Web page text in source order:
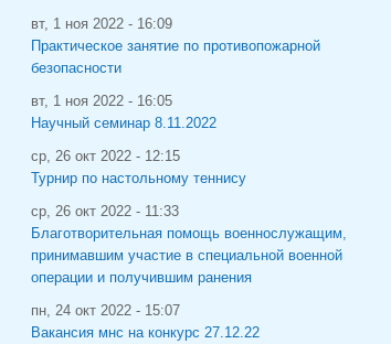
вт, 1 ноя 2022 - 16:09
Практическое занятие по противопожарной
безопасности
вт, 1 ноя 2022 - 16:05
Научный семинар 8.11.2022
ср, 26 окт 2022 - 12:15
Турнир по настольному теннису
ср, 26 окт 2022 - 11:33
Благотворительная помощь военнослужащим,
принимавшим участие в специальной военной
операции и получившим ранения
пн, 24 окт 2022 - 15:07
Вакансия мнс на конкурс 27.12.22